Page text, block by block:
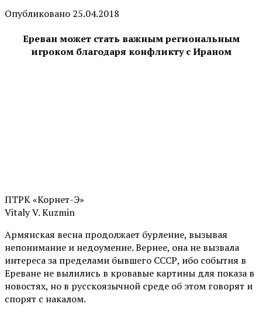
Опубликовано 25.04.2018
Ереван может стать важным региональным
игроком благодаря конфликту с Ираном
ПТРК «Корнет-Э»
Vitaly V. Kuzmin
Армянская весна продолжает бурление, вызывая
непонимание и недоумение. Вернее, она не вызвала
интереса за пределами бывшего СССР, ибо события в
Ереване не вылились в кровавые картины для показа в
новостях, но в русскоязычной среде об этом говорят и
спорят с накалом.